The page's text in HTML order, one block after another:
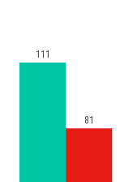
111
81